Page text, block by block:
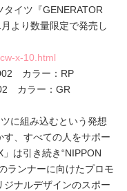
イツ『GENERATOR
より数量限定で発売し
x-10.html
カラー：RP
カラー：GR
に組み込むという発想
、すべての人をサポー
は引き続き“NIPPON
ランナーに向けたプロモ
ナルデザインのスポー